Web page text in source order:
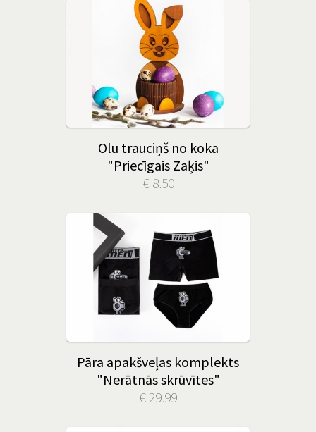
Olu trauciņš no koka
"Priecīgais Zaķis"
€ 8.50
Pāra apakšveļas komplekts
"Nerātnās skrūvītes"
€ 29.99